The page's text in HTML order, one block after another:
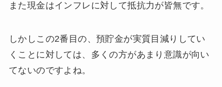
また現金はインフレに対して抵抗力が皆無です。
しかしこの2番目の、預貯金が実質目減りしてい
くことに対しては、多くの方があまり意識が向い
てないのですよね。